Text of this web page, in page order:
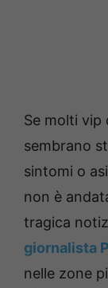
Se molti vip
sembrano
sintomi o
non è
tragica
giornalista
nelle zone